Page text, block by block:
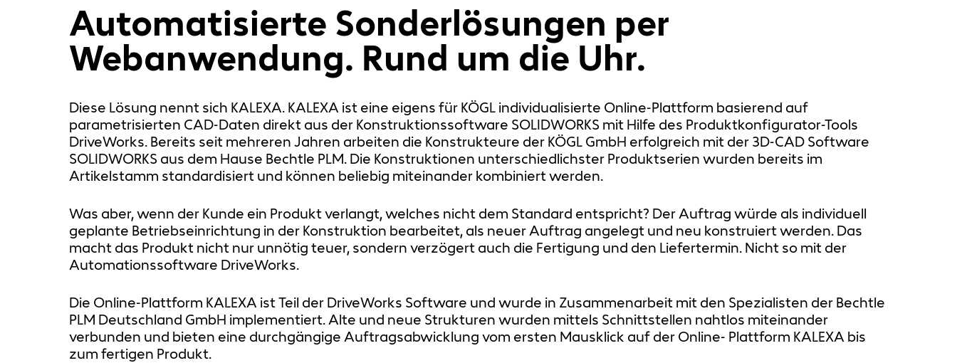
Automatisierte Sonderlösungen per
Webanwendung. Rund um die Uhr.
Diese Lösung nennt sich KALEXA. KALEXA ist eine eigens für KÖGL individualisierte Online-Plattform basierend auf
parametrisierten CAD-Daten direkt aus der Konstruktionssoftware SOLIDWORKS mit Hilfe des Produktkonfigurator-Tools
DriveWorks. Bereits seit mehreren Jahren arbeiten die Konstrukteure der KÖGL GmbH erfolgreich mit der 3D-CAD Software
SOLIDWORKS aus dem Hause Bechtle PLM. Die Konstruktionen unterschiedlichster Produktserien wurden bereits im
Artikelstamm standardisiert und können beliebig miteinander kombiniert werden.
Was aber, wenn der Kunde ein Produkt verlangt, welches nicht dem Standard entspricht? Der Auftrag würde als individuell
geplante Betriebseinrichtung in der Konstruktion bearbeitet, als neuer Auftrag angelegt und neu konstruiert werden. Das
macht das Produkt nicht nur unnötig teuer, sondern verzögert auch die Fertigung und den Liefertermin. Nicht so mit der
Automationssoftware DriveWorks.
Die Online-Plattform KALEXA ist Teil der DriveWorks Software und wurde in Zusammenarbeit mit den Spezialisten der Bechtle
PLM Deutschland GmbH implementiert. Alte und neue Strukturen wurden mittels Schnittstellen nahtlos miteinander
verbunden und bieten eine durchgängige Auftragsabwicklung vom ersten Mausklick auf der Online- Plattform KALEXA bis
zum fertigen Produkt.